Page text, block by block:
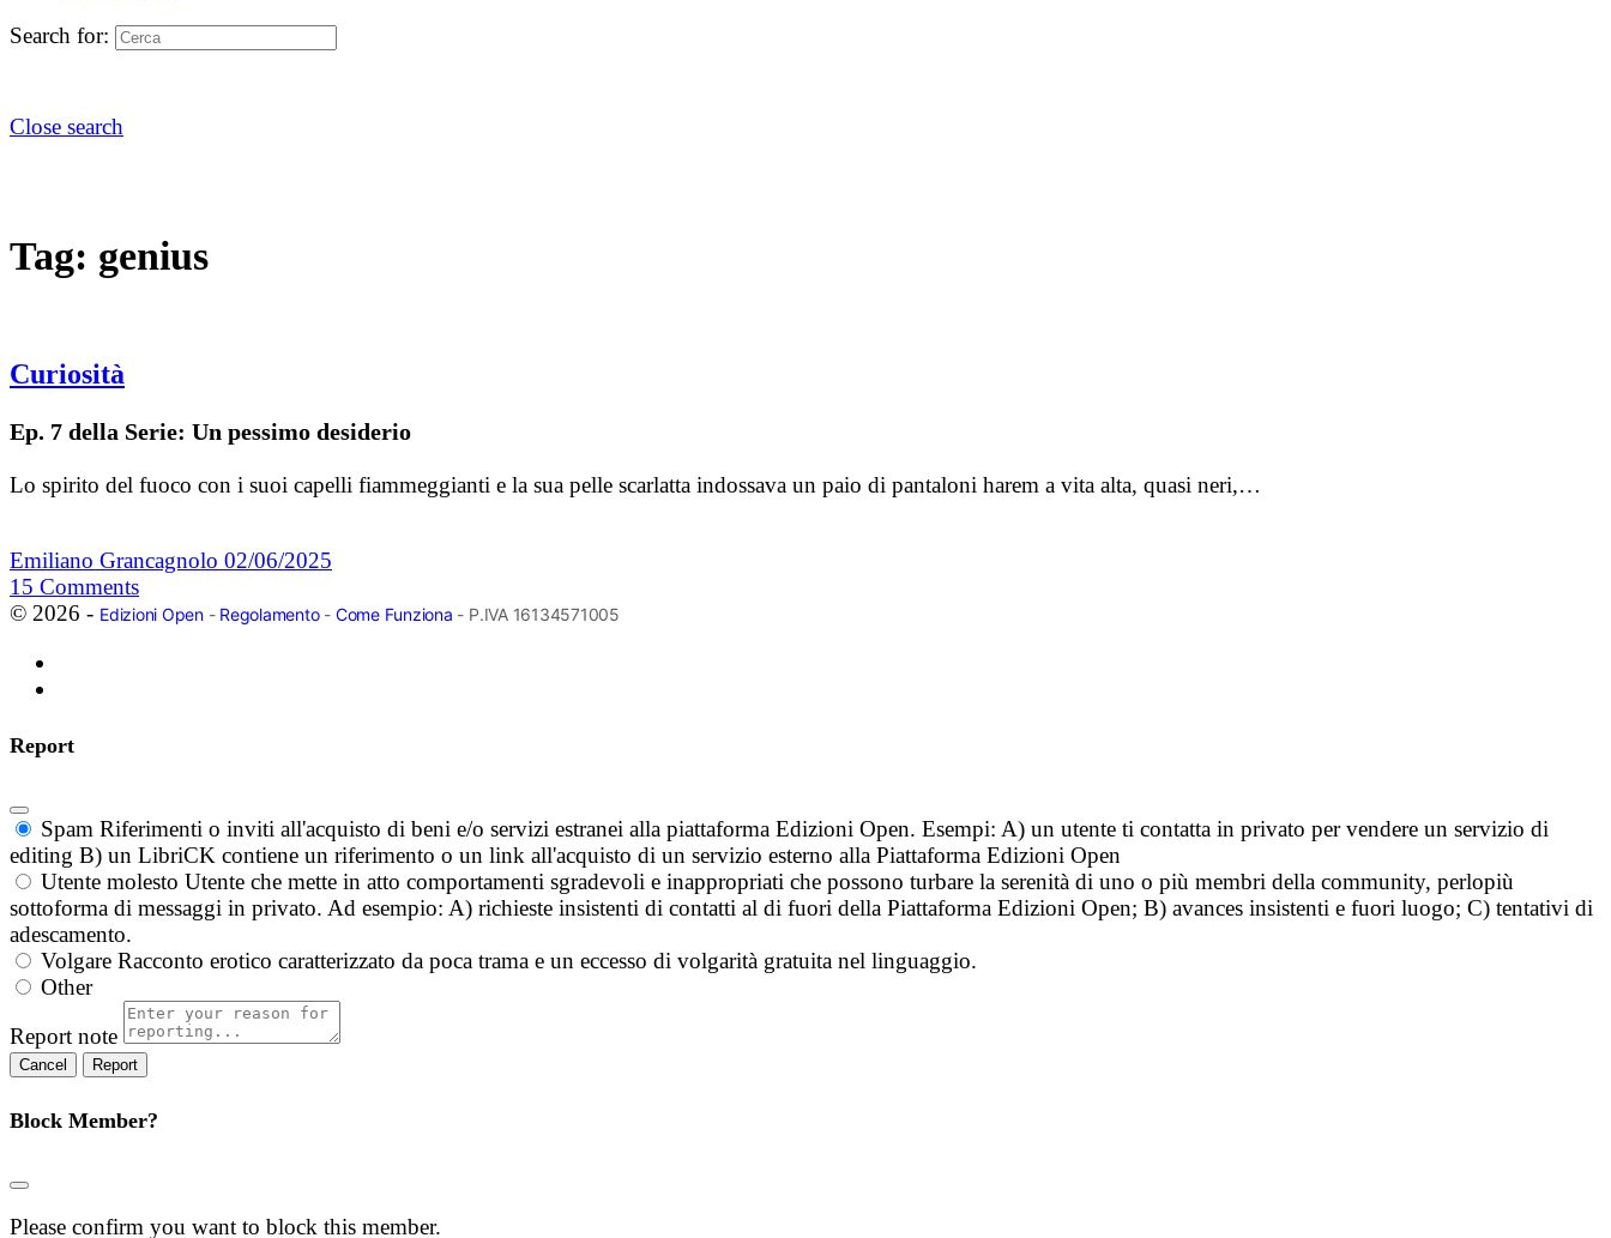
Search for:
Close search
Tag: genius
Curiosità
Ep. 7 della Serie: Un pessimo desiderio
Lo spirito del fuoco con i suoi capelli fiammeggianti e la sua pelle scarlatta indossava un paio di pantaloni harem a vita alta, quasi neri,…
Emiliano Grancagnolo 02/06/2025
15 Comments
© 2026 - Edizioni Open- Regolamento- Come Funziona - P.IVA 16134571005
Report
Spam Riferimenti o inviti all'acquisto di beni e/o servizi estranei alla piattaforma Edizioni Open. Esempi: A) un utente ti contatta in privato per vendere un servizio di
editing B) un LibriCK contiene un riferimento o un link all'acquisto di un servizio esterno alla Piattaforma Edizioni Open
Utente molesto Utente che mette in atto comportamenti sgradevoli e inappropriati che possono turbare la serenità di uno o più membri della community, perlopiù
sottoforma di messaggi in privato. Ad esempio: A) richieste insistenti di contatti al di fuori della Piattaforma Edizioni Open; B) avances insistenti e fuori luogo; C) tentativi di
adescamento.
Volgare Racconto erotico caratterizzato da poca trama e un eccesso di volgarità gratuita nel linguaggio.
Other
Report note
Report
Block Member?
Please confirm you want to block this member.